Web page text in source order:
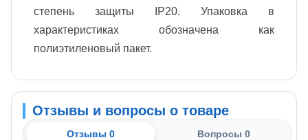
степень защиты IP20. Упаковка в
характеристиках обозначена как
полиэтиленовый пакет.
Отзывы и вопросы о товаре
Отзывы 0 Вопросы 0